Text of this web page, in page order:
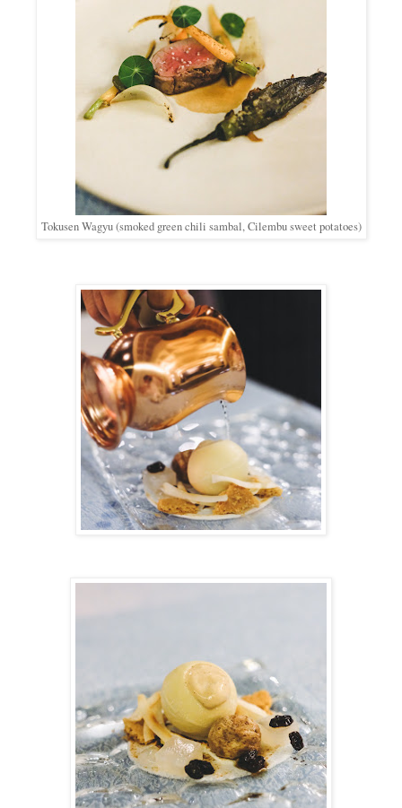
Tokusen Wagyu (smoked green chili sambal, Cilembu sweet potatoes)